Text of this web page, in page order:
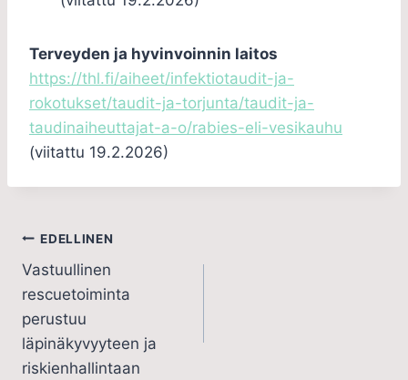
Terveyden ja hyvinvoinnin laitos
https://thl.fi/aiheet/infektiotaudit-ja-
rokotukset/taudit-ja-torjunta/taudit-ja-
taudinaiheuttajat-a-o/rabies-eli-vesikauhu
(viitattu 19.2.2026)
EDELLINEN
Vastuullinen
rescuetoiminta
perustuu
läpinäkyvyyteen ja
riskienhallintaan